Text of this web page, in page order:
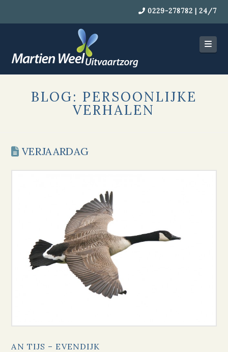
0229-278782 | 24/7
BLOG: PERSOONLIJKE
VERHALEN
VERJAARDAG
AN TIJS – EVENDIJK